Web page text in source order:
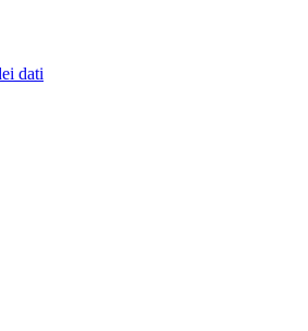
dati